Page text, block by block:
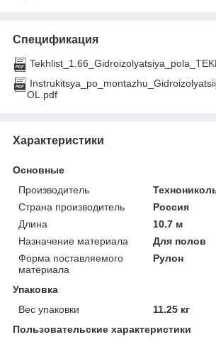
Спецификация
OL.pdf
Характеристики
Основные
Производитель
Страна производитель
Россия
Длина
10.7 м
Назначение материала
Для полов
Форма поставляемого
материала
Рулон
Упаковка
Вес упаковки
11.25 кг
Пользовательские характеристики